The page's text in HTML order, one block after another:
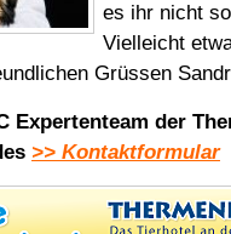
es ihr nicht
Vielleicht
Grüssen
Expertenteam der
>> Kontaktformular